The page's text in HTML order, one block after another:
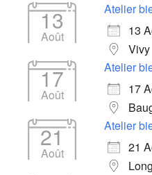
13
Août
Atelier
13
Vivy
17
Août
Atelier
17
21
Août
Atelier
21